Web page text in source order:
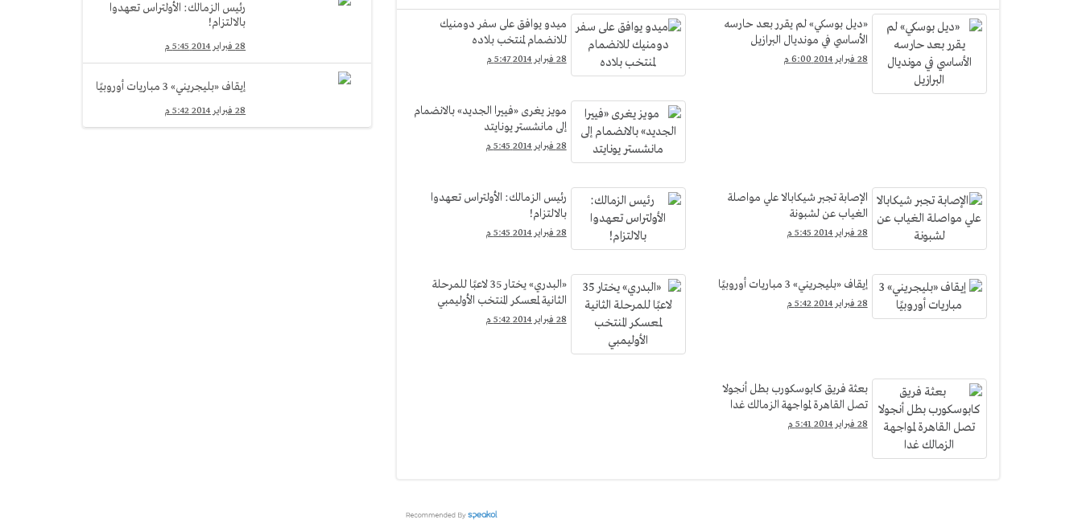
«ديل بوسكي» لم يقرر بعد حارسه
الأساسي في مونديال البرازيل
28 فبراير 2014 6:00 م
ميدو يوافق على سفر دومنيك
للانضمام لمنتخب بلاده
28 فبراير 2014 5:47 م
مويز يغرى «فييرا الجديد» بالانضمام
إلى مانشستر يونايتد
28 فبراير 2014 5:45 م
الإصابة تجبر شيكابالا علي مواصلة
الغياب عن لشبونة
28 فبراير 2014 5:45 م
رئيس الزمالك: الأولتراس تعهدوا
بالالتزام!
28 فبراير 2014 5:45 م
إيقاف «بليجريني» 3 مباريات أوروبيًا
28 فبراير 2014 5:42 م
«البدري» يختار 35 لاعبًا للمرحلة
الثانية لمعسكر المنتخب الأوليمبي
28 فبراير 2014 5:42 م
بعثة فريق كابوسكورب بطل أنجولا
تصل القاهرة لمواجهة الزمالك غدا
28 فبراير 2014 5:41 م
رئيس الزمالك: الأولتراس تعهدوا
بالالتزام!
28 فبراير 2014 5:45 م
إيقاف «بليجريني» 3 مباريات أوروبيًا
28 فبراير 2014 5:42 م